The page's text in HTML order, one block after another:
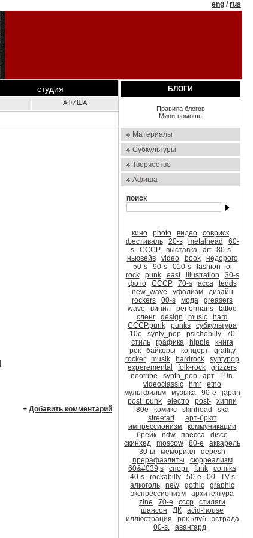
eng /rus
студия
АФИША
+ Добавить комментарий
БЛОГИ
Правила блогов
Мини-помощь
Материалы
Субкультуры
Творчество
Афиша
поиск
кино photo видео
совриск
фестиваль
20-s metalhead
60-
s
СССР выставка art
80-s
ньювейв
video book
недорого
50-s
90-s 010-s fashion
oi
rock
punk east illustration
30-s
фото
CCCР 70-s асса
tedds
new_wave
уфолизм
дизайн
rockers
00-s мода
greasers
wave
винил performans
tattoo
сленг
design music
hard
CCCР.punk
punks
субкультура
10е
synty_pop psichobilly
70
стиль
графика hippie
книга
рок
байкеры концерт
graffity
rocker
musik hardrock
syntypop
experemental
folk-rock
grizzers
neotribe
synth_pop арт
19в.
videoclassic
hmr
etno
мультфильм
музыка 90-е
japan
post_punk
electro post-
хиппи
80е
комикс skinhead
ska
streetart
арт-брют
импрессионизм
коммуникации
брейк
ndw пресса
disco
скинхед
moscow 80-е
акварель
30-ы
мемориал
depesh
прерафаэлиты
сюрреализм
60&#039;s
спорт funk
comiks
40-s
rockabilly 50-е 00
TV-s
алкоголь
new gothic
graphic
экспрессионизм
архитектура
zine
70-е ссср
стиляги
шансон
ДК
acid-house
иллюстрация
рок-клуб
эстрада
00-s.
авангард